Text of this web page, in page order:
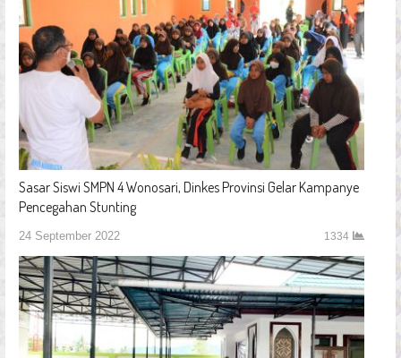
Sasar Siswi SMPN 4 Wonosari, Dinkes Provinsi Gelar Kampanye
Pencegahan Stunting
24 September 2022 1334